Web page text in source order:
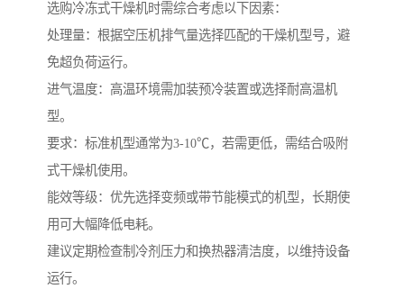
选购冷冻式干燥机时需综合考虑以下因素：
处理量：根据空压机排气量选择匹配的干燥机型号，避
免超负荷运行。
进气温度：高温环境需加装预冷装置或选择耐高温机
型。
要求：标准机型通常为3-10℃，若需更低，需结合吸附
式干燥机使用。
能效等级：优先选择变频或带节能模式的机型，长期使
用可大幅降低电耗。
建议定期检查制冷剂压力和换热器清洁度，以维持设备
运行。